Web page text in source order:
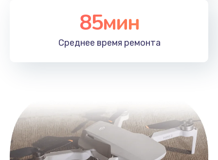
85мин
Среднее время ремонта